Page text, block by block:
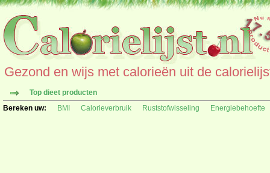
Gezond en wijs met calorieën uit de
Top dieet producten
Bereken uw:
BMI Calorieverbruik Ruststofwisseling Energiebehoefte